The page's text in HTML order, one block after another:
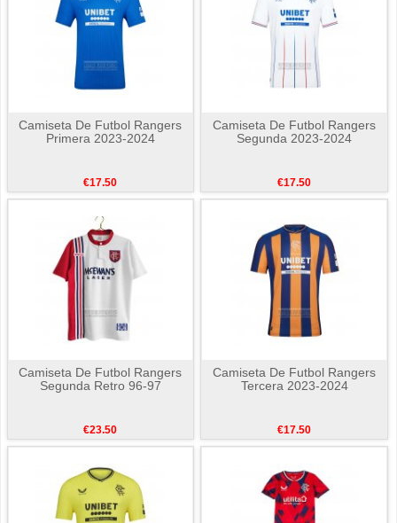
Camiseta De Futbol Rangers
Primera 2023-2024
€17.50
Camiseta De Futbol Rangers
Segunda 2023-2024
€17.50
Camiseta De Futbol Rangers
Segunda Retro 96-97
€23.50
Camiseta De Futbol Rangers
Tercera 2023-2024
€17.50